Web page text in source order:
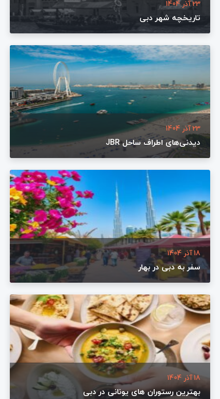
23 آذر 1404
تاریخچه شهر دبی
23 آذر 1404
دیدنی‌های اطراف ساحل JBR
18 آذر 1404
سفر به دبی در بهار
18 آذر 1404
بهترین رستوران های یونانی در دبی